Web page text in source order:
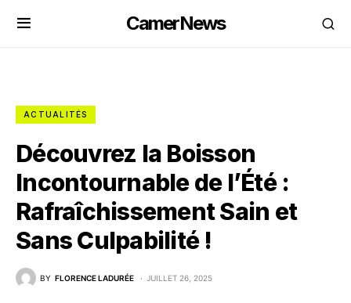
CamerNews
ACTUALITÉS
Découvrez la Boisson
Incontournable de l’Été :
Rafraîchissement Sain et
Sans Culpabilité !
BY FLORENCE LADURÉE JUILLET 26, 2025